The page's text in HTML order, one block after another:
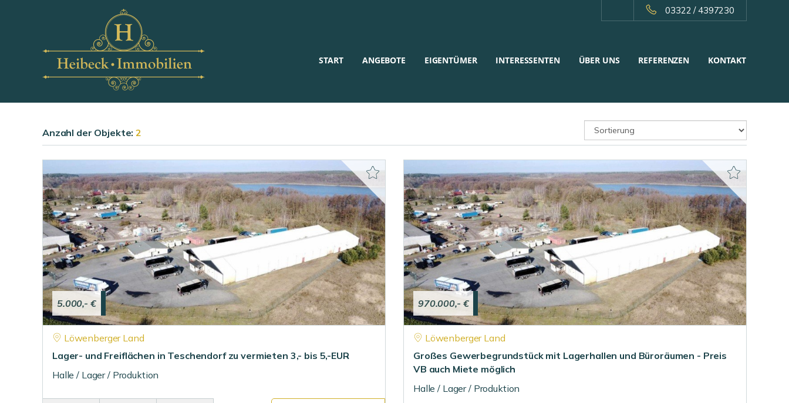
03322 / 4397230
START ANGEBOTE EIGENTÜMER INTERESSENTEN ÜBER UNS REFERENZEN KONTAKT
Anzahl der Objekte:2
5.000,- €
Löwenberger Land
Lager- und Freiflächen in Teschendorf zu vermieten 3,- bis 5,-EUR
Halle / Lager / Produktion
970.000,- €
Löwenberger Land
Großes Gewerbegrundstück mit Lagerhallen und Büroräumen - Preis
VB auch Miete möglich
Halle / Lager / Produktion